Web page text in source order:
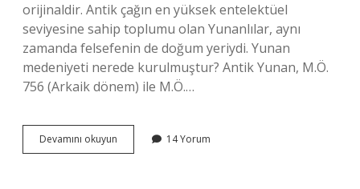
orijinaldir. Antik çağın en yüksek entelektüel
seviyesine sahip toplumu olan Yunanlılar, aynı
zamanda felsefenin de doğum yeriydi. Yunan
medeniyeti nerede kurulmuştur? Antik Yunan, M.Ö.
756 (Arkaik dönem) ile M.Ö.…
Devamını okuyun
Medeniyetinin
14 Yorum